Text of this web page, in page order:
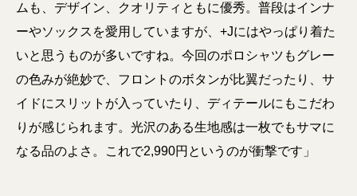
ムも、デザイン、クオリティともに優秀。普段はインナ
ーやソックスを愛用していますが、+Jにはやっぱり着た
いと思うものが多いですね。今回のポロシャツもグレー
の色みが絶妙で、フロントのボタンが比翼だったり、サ
イドにスリットが入っていたり、ディテールにもこだわ
りが感じられます。光沢のある生地感は一枚でもサマに
なる品のよさ。これで2,990円というのが衝撃です」